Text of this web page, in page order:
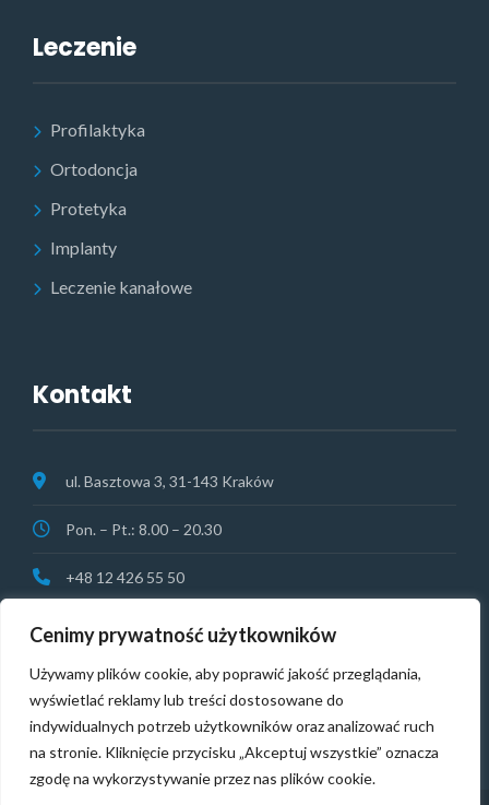
Cenimy prywatność użytkowników
Używamy plików cookie, aby poprawić jakość przeglądania,
wyświetlać reklamy lub treści dostosowane do
indywidualnych potrzeb użytkowników oraz analizować ruch
na stronie. Kliknięcie przycisku „Akceptuj wszystkie” oznacza
zgodę na wykorzystywanie przez nas plików cookie.
Leczenie
Profilaktyka
Ortodoncja
Protetyka
Implanty
Leczenie kanałowe
Kontakt
ul. Basztowa 3, 31-143 Kraków
Pon. – Pt.: 8.00 – 20.30
+48 12 426 55 50
rejestracja@vitamedical.pl
NAGŁY PRZYPADEK:+48 513 074 364